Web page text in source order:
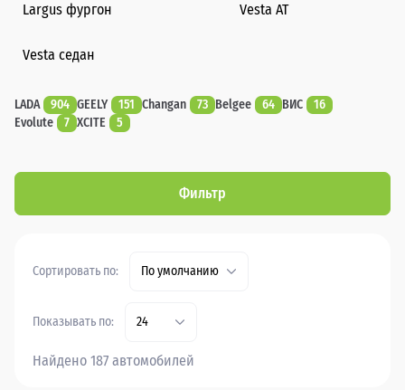
Largus фургон Vesta AT
Vesta седан
LADA 904 GEELY 151 Changan 73 Belgee 64 ВИС
16
Evolute
7 XCITE 5
Фильтр
Сортировать по: По умолчанию
Показывать по: 24
Найдено 187 автомобилей